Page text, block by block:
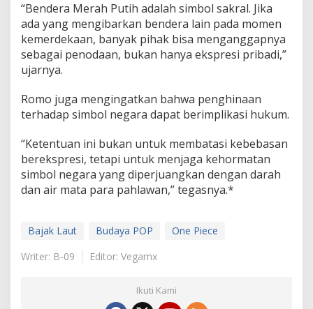
“Bendera Merah Putih adalah simbol sakral. Jika
ada yang mengibarkan bendera lain pada momen
kemerdekaan, banyak pihak bisa menganggapnya
sebagai penodaan, bukan hanya ekspresi pribadi,”
ujarnya.
Romo juga mengingatkan bahwa penghinaan
terhadap simbol negara dapat berimplikasi hukum.
“Ketentuan ini bukan untuk membatasi kebebasan
berekspresi, tetapi untuk menjaga kehormatan
simbol negara yang diperjuangkan dengan darah
dan air mata para pahlawan,” tegasnya.*
Bajak Laut Budaya POP
One Piece
Writer: B-09
Editor: Vegamx
Ikuti Kami